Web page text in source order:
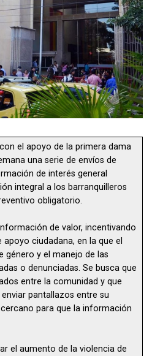
el apoyo de la primera dama
una serie de envíos de
de interés general
integral a los barranquilleros
obligatorio.
de valor, incentivando
ciudadana, en la que el
género y el manejo de las
o denunciadas. Se busca que
entre la comunidad y que
pantallazos entre su
para que la información
el aumento de la violencia de